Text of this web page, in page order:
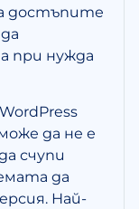
достъпите
при нужда
да не е
счупи
да
Най-